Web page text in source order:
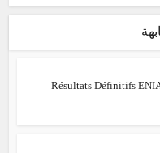
Résultats Définitifs